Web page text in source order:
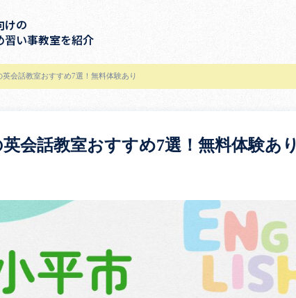
けの
習い事教室を紹介
英会話教室おすすめ7選！無料体験あり
会話教室おすすめ7選！無料体験あり